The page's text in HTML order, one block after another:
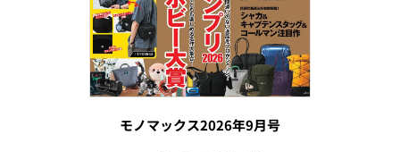
モノマックス2026年9月号